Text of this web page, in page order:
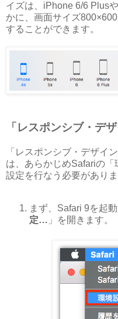
イズは、iPhone 6/6 Plus
かに、画面サイズ
することができます。
「レスポンシブ・デ
「レスポンシブ・デザイ
は、あらかじめSafariの
設定を行なう必要がありま
まず、Safari 9を起
定… 」を開きます。